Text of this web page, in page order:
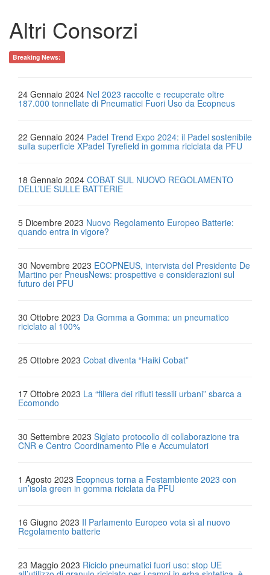
Altri Consorzi
Breaking News:
24 Gennaio 2024 Nel 2023 raccolte e recuperate oltre
187.000 tonnellate di Pneumatici Fuori Uso da Ecopneus
22 Gennaio 2024 Padel Trend Expo 2024: il Padel sostenibile
sulla superficie XPadel Tyrefield in gomma riciclata da PFU
18 Gennaio 2024 COBAT SUL NUOVO REGOLAMENTO
DELL’UE SULLE BATTERIE
5 Dicembre 2023 Nuovo Regolamento Europeo Batterie:
quando entra in vigore?
30 Novembre 2023 ECOPNEUS, intervista del Presidente De
Martino per PneusNews: prospettive e considerazioni sul
futuro dei PFU
30 Ottobre 2023 Da Gomma a Gomma: un pneumatico
riciclato al 100%
25 Ottobre 2023 Cobat diventa “Haiki Cobat”
17 Ottobre 2023 La “filiera dei rifiuti tessili urbani” sbarca a
Ecomondo
30 Settembre 2023 Siglato protocollo di collaborazione tra
CNR e Centro Coordinamento Pile e Accumulatori
1 Agosto 2023 Ecopneus torna a Festambiente 2023 con
un’isola green in gomma riciclata da PFU
16 Giugno 2023 Il Parlamento Europeo vota sì al nuovo
Regolamento batterie
23 Maggio 2023 Riciclo pneumatici fuori uso: stop UE